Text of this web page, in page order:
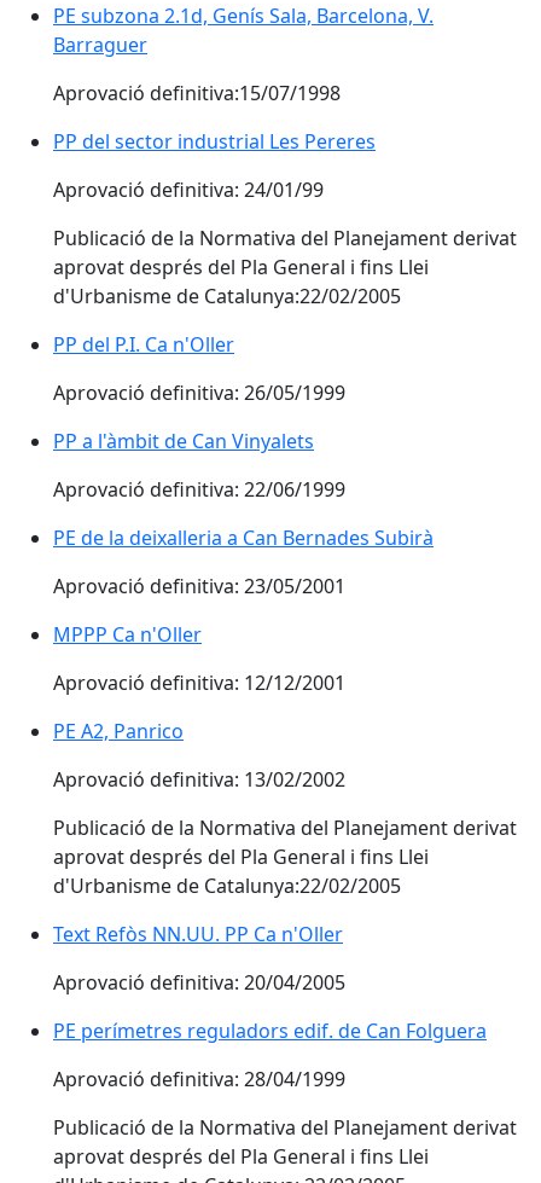
PE subzona 2.1d, Genís Sala, Barcelona, V.
Barraguer
Aprovació definitiva:15/07/1998
PP del sector industrial Les Pereres
Aprovació definitiva: 24/01/99
Publicació de la Normativa del Planejament derivat
aprovat després del Pla General i fins Llei
d'Urbanisme de Catalunya:22/02/2005
PP del P.I. Ca n'Oller
Aprovació definitiva: 26/05/1999
PP a l'àmbit de Can Vinyalets
Aprovació definitiva: 22/06/1999
PE de la deixalleria a Can Bernades Subirà
Aprovació definitiva: 23/05/2001
MPPP Ca n'Oller
Aprovació definitiva: 12/12/2001
PE A2, Panrico
Aprovació definitiva: 13/02/2002
Publicació de la Normativa del Planejament derivat
aprovat després del Pla General i fins Llei
d'Urbanisme de Catalunya:22/02/2005
Text Refòs NN.UU. PP Ca n'Oller
Aprovació definitiva: 20/04/2005
PE perímetres reguladors edif. de Can Folguera
Aprovació definitiva: 28/04/1999
Publicació de la Normativa del Planejament derivat
aprovat després del Pla General i fins Llei